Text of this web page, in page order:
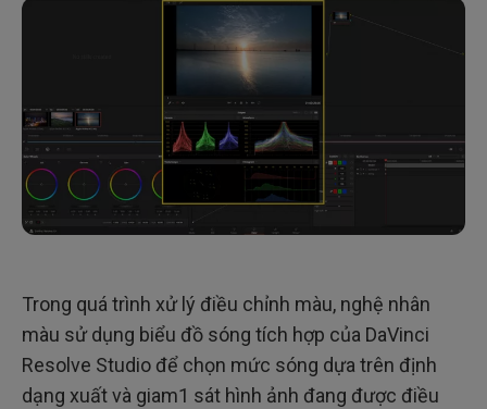
Trong quá trình xử lý điều chỉnh màu, nghệ nhân
màu sử dụng biểu đồ sóng tích hợp của DaVinci
Resolve Studio để chọn mức sóng dựa trên định
dạng xuất và giam1 sát hình ảnh đang được điều